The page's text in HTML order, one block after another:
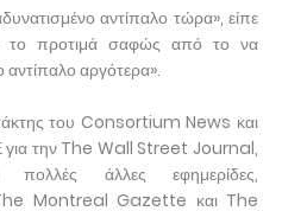
αντίπαλο τώρα», είπε
προτιμά σαφώς από το να
αντίπαλο αργότερα».
του Consortium News και
την The Wall Street Journal,
άλλες εφημερίδες,
Montreal Gazette και The